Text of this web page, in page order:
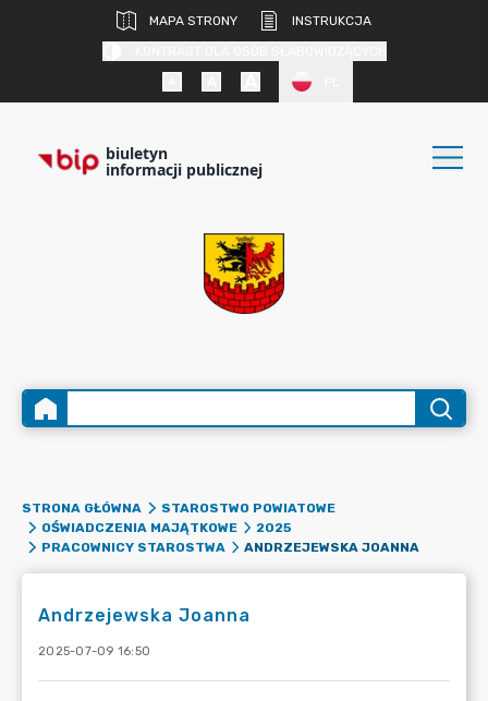
MAPA STRONY
INSTRUKCJA
biuletyn
informacji publicznej
STRONA GŁÓWNA
STAROSTWO POWIATOWE
OŚWIADCZENIA MAJĄTKOWE
2025
PRACOWNICY STAROSTWA
ANDRZEJEWSKA JOANNA
Andrzejewska Joanna
2025-07-09 16:50